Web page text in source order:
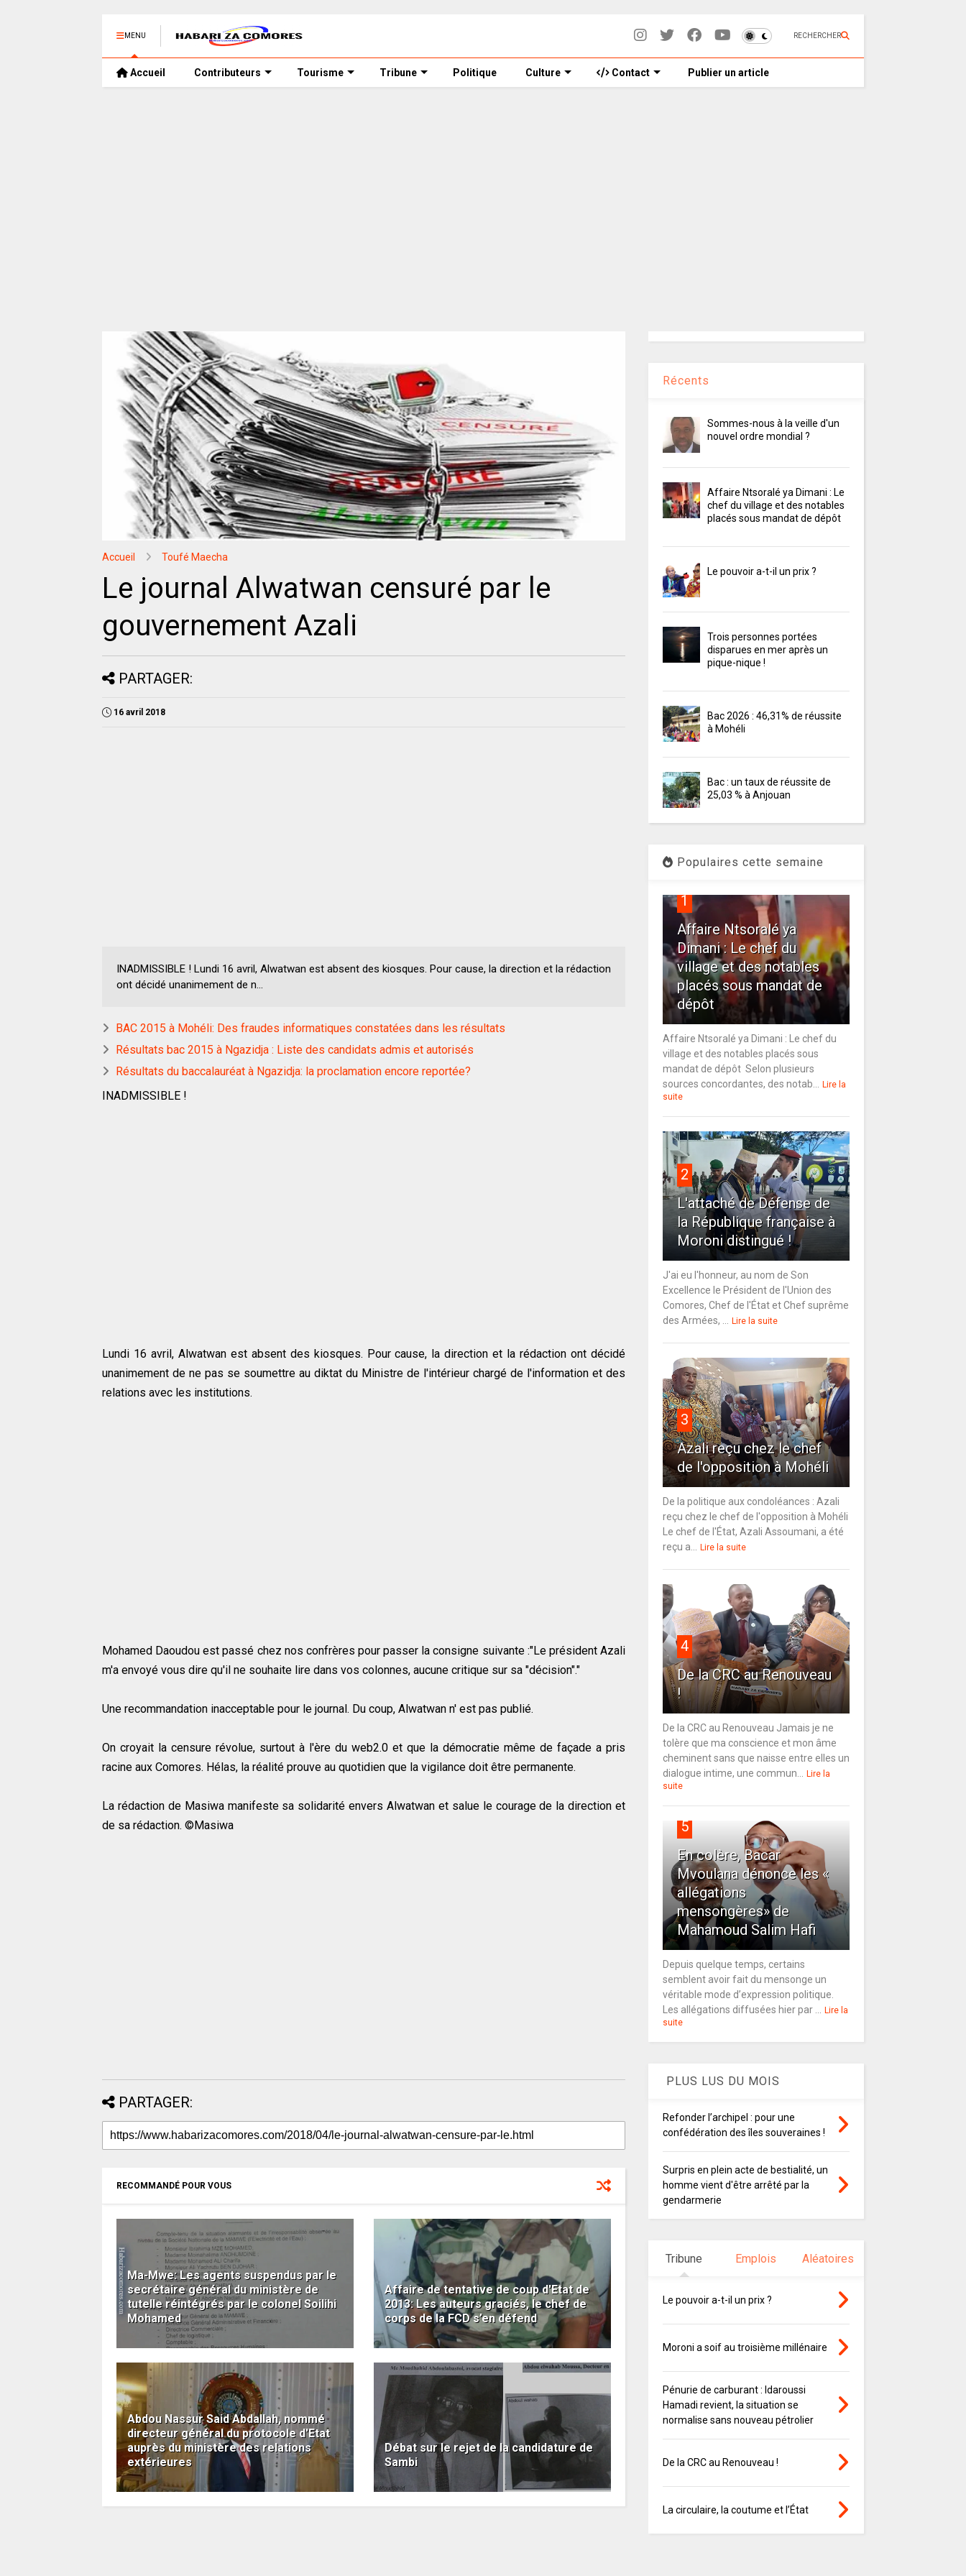
MENU RECHERCHER
Accueil Contributeurs Tourisme Tribune Politique Culture Contact Publier un article
Accueil Toufé Maecha
Le journal Alwatwan censuré par le
gouvernement Azali
PARTAGER:
16 avril 2018
INADMISSIBLE ! Lundi 16 avril, Alwatwan est absent des kiosques. Pour cause, la direction et la rédaction
ont décidé unanimement de n...
BAC 2015 à Mohéli: Des fraudes informatiques constatées dans les résultats
Résultats bac 2015 à Ngazidja : Liste des candidats admis et autorisés
Résultats du baccalauréat à Ngazidja: la proclamation encore reportée?
INADMISSIBLE !
Lundi 16 avril, Alwatwan est absent des kiosques. Pour cause, la direction et la rédaction ont décidé
unanimement de ne pas se soumettre au diktat du Ministre de l'intérieur chargé de l'information et des
relations avec les institutions.
Mohamed Daoudou est passé chez nos confrères pour passer la consigne suivante :"Le président Azali
m'a envoyé vous dire qu'il ne souhaite lire dans vos colonnes, aucune critique sur sa "décision"."
Une recommandation inacceptable pour le journal. Du coup, Alwatwan n' est pas publié.
On croyait la censure révolue, surtout à l'ère du web2.0 et que la démocratie même de façade a pris
racine aux Comores. Hélas, la réalité prouve au quotidien que la vigilance doit être permanente.
La rédaction de Masiwa manifeste sa solidarité envers Alwatwan et salue le courage de la direction et
de sa rédaction. ©Masiwa
PARTAGER:
RECOMMANDÉ POUR VOUS
Ma-Mwe: Les agents suspendus par le
secrétaire général du ministère de
tutelle réintégrés par le colonel Soilihi
Mohamed
Affaire de tentative de coup d'Etat de
2013: Les auteurs graciés, le chef de
corps de la FCD s’en défend
Abdou Nassur Said Abdallah, nommé
directeur général du protocole d'Etat
auprès du ministère des relations
extérieures
Débat sur le rejet de la candidature de
Sambi
Récents
Sommes-nous à la veille d'un
nouvel ordre mondial ?
Affaire Ntsoralé ya Dimani : Le
chef du village et des notables
placés sous mandat de dépôt
Le pouvoir a-t-il un prix ?
Trois personnes portées
disparues en mer après un
pique-nique !
Bac 2026 : 46,31% de réussite
à Mohéli
Bac : un taux de réussite de
25,03 % à Anjouan
Populaires cette semaine
1
Affaire Ntsoralé ya
Dimani : Le chef du
village et des notables
placés sous mandat de
dépôt
Affaire Ntsoralé ya Dimani : Le chef du
village et des notables placés sous
mandat de dépôt Selon plusieurs
sources concordantes, des notab...
Lire la
suite
2
L'attaché de Défense de
la République française à
Moroni distingué !
J'ai eu l'honneur, au nom de Son
Excellence le Président de l'Union des
Comores, Chef de l'État et Chef suprême
des Armées, ...
Lire la suite
3
Azali reçu chez le chef
de l'opposition à Mohéli
De la politique aux condoléances : Azali
reçu chez le chef de l'opposition à Mohéli
Le chef de l'État, Azali Assoumani, a été
reçu a...
Lire la suite
4
De la CRC au Renouveau
!
De la CRC au Renouveau Jamais je ne
tolère que ma conscience et mon âme
cheminent sans que naisse entre elles un
dialogue intime, une commun...
Lire la
suite
5
En colère, Bacar
Mvoulana dénonce les «
allégations
mensongères» de
Mahamoud Salim Hafi
Depuis quelque temps, certains
semblent avoir fait du mensonge un
véritable mode d’expression politique.
Les allégations diffusées hier par ...
Lire la
suite
PLUS LUS DU MOIS
Refonder l’archipel : pour une
confédération des îles souveraines !
Surpris en plein acte de bestialité, un
homme vient d'être arrêté par la
gendarmerie
Tribune Emplois Aléatoires
Le pouvoir a-t-il un prix ?
Moroni a soif au troisième millénaire
Pénurie de carburant : Idaroussi
Hamadi revient, la situation se
normalise sans nouveau pétrolier
De la CRC au Renouveau !
La circulaire, la coutume et l’État